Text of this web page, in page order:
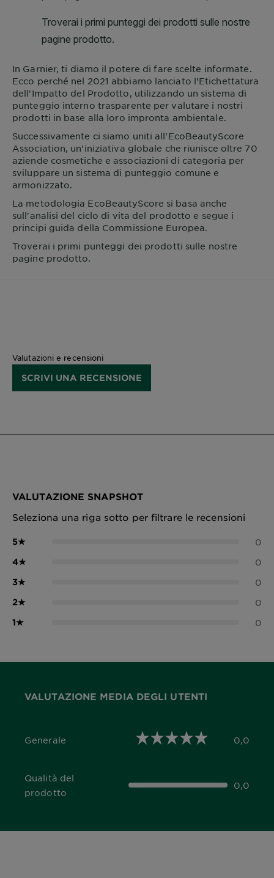
In Garnier, ti diamo il potere di fare scelte informate.
Ecco perché nel 2021 abbiamo lanciato l'Etichettatura
dell'Impatto del Prodotto, utilizzando un sistema di
punteggio interno trasparente per valutare i nostri
prodotti in base alla loro impronta ambientale.
Successivamente ci siamo uniti all'EcoBeautyScore
Association, un'iniziativa globale che riunisce oltre 70
aziende cosmetiche e associazioni di categoria per
sviluppare un sistema di punteggio comune e
armonizzato.
La metodologia EcoBeautyScore si basa anche
sull'analisi del ciclo di vita del prodotto e segue i
principi guida della Commissione Europea.
Troverai i primi punteggi dei prodotti sulle nostre
pagine prodotto.
Valutazioni e recensioni
SCRIVI UNA RECENSIONE
VALUTAZIONE SNAPSHOT
Seleziona una riga sotto per filtrare le recensioni
5★ 0
4★ 0
3★ 0
2★ 0
1★ 0
VALUTAZIONE MEDIA DEGLI UTENTI
Generale
0,0 out of 5 stars 0,0
Qualità del
prodotto
0,0 out of 5 stars 0,0